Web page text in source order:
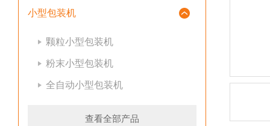
小型包装机
颗粒小型包装机
粉末小型包装机
全自动小型包装机
查看全部产品